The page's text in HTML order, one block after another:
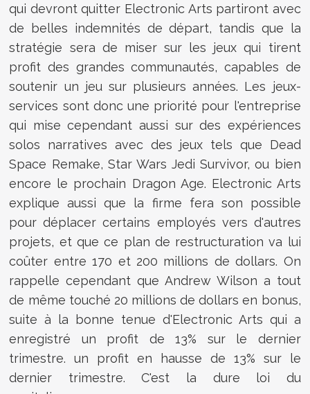
qui devront quitter Electronic Arts partiront avec
de belles indemnités de départ, tandis que la
stratégie sera de miser sur les jeux qui tirent
profit des grandes communautés, capables de
soutenir un jeu sur plusieurs années. Les jeux-
services sont donc une priorité pour l'entreprise
qui mise cependant aussi sur des expériences
solos narratives avec des jeux tels que Dead
Space Remake, Star Wars Jedi Survivor, ou bien
encore le prochain Dragon Age. Electronic Arts
explique aussi que la firme fera son possible
pour déplacer certains employés vers d'autres
projets, et que ce plan de restructuration va lui
coûter entre 170 et 200 millions de dollars. On
rappelle cependant que Andrew Wilson a tout
de même touché 20 millions de dollars en bonus,
suite à la bonne tenue d'Electronic Arts qui a
enregistré un profit de 13% sur le dernier
trimestre. un profit en hausse de 13% sur le
dernier trimestre. C'est la dure loi du